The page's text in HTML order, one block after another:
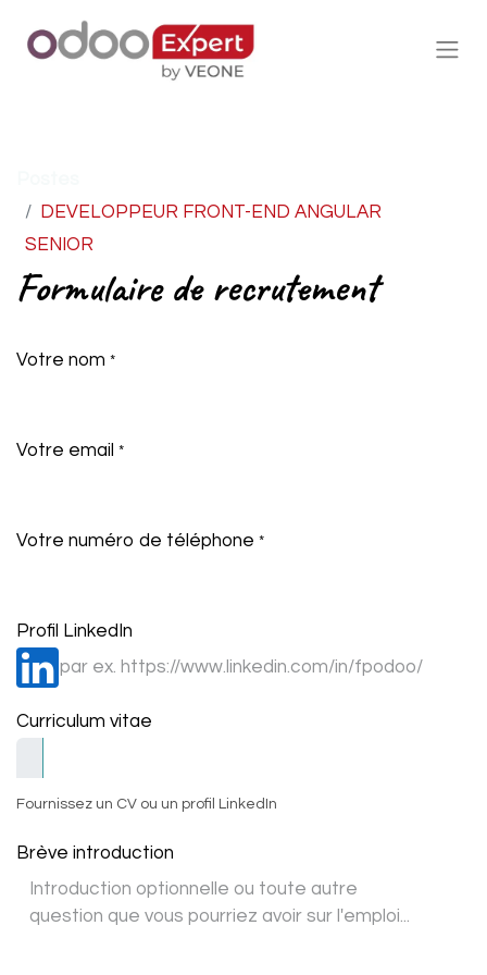
DEVELOPPEUR FRONT-END ANGULAR
SENIOR
Formulaire de recrutement
Votre nom *
Votre email *
Votre numéro de téléphone *
Profil LinkedIn
Curriculum vitae
Fournissez un CV ou un profil LinkedIn
Brève introduction